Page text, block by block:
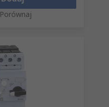
Porównaj